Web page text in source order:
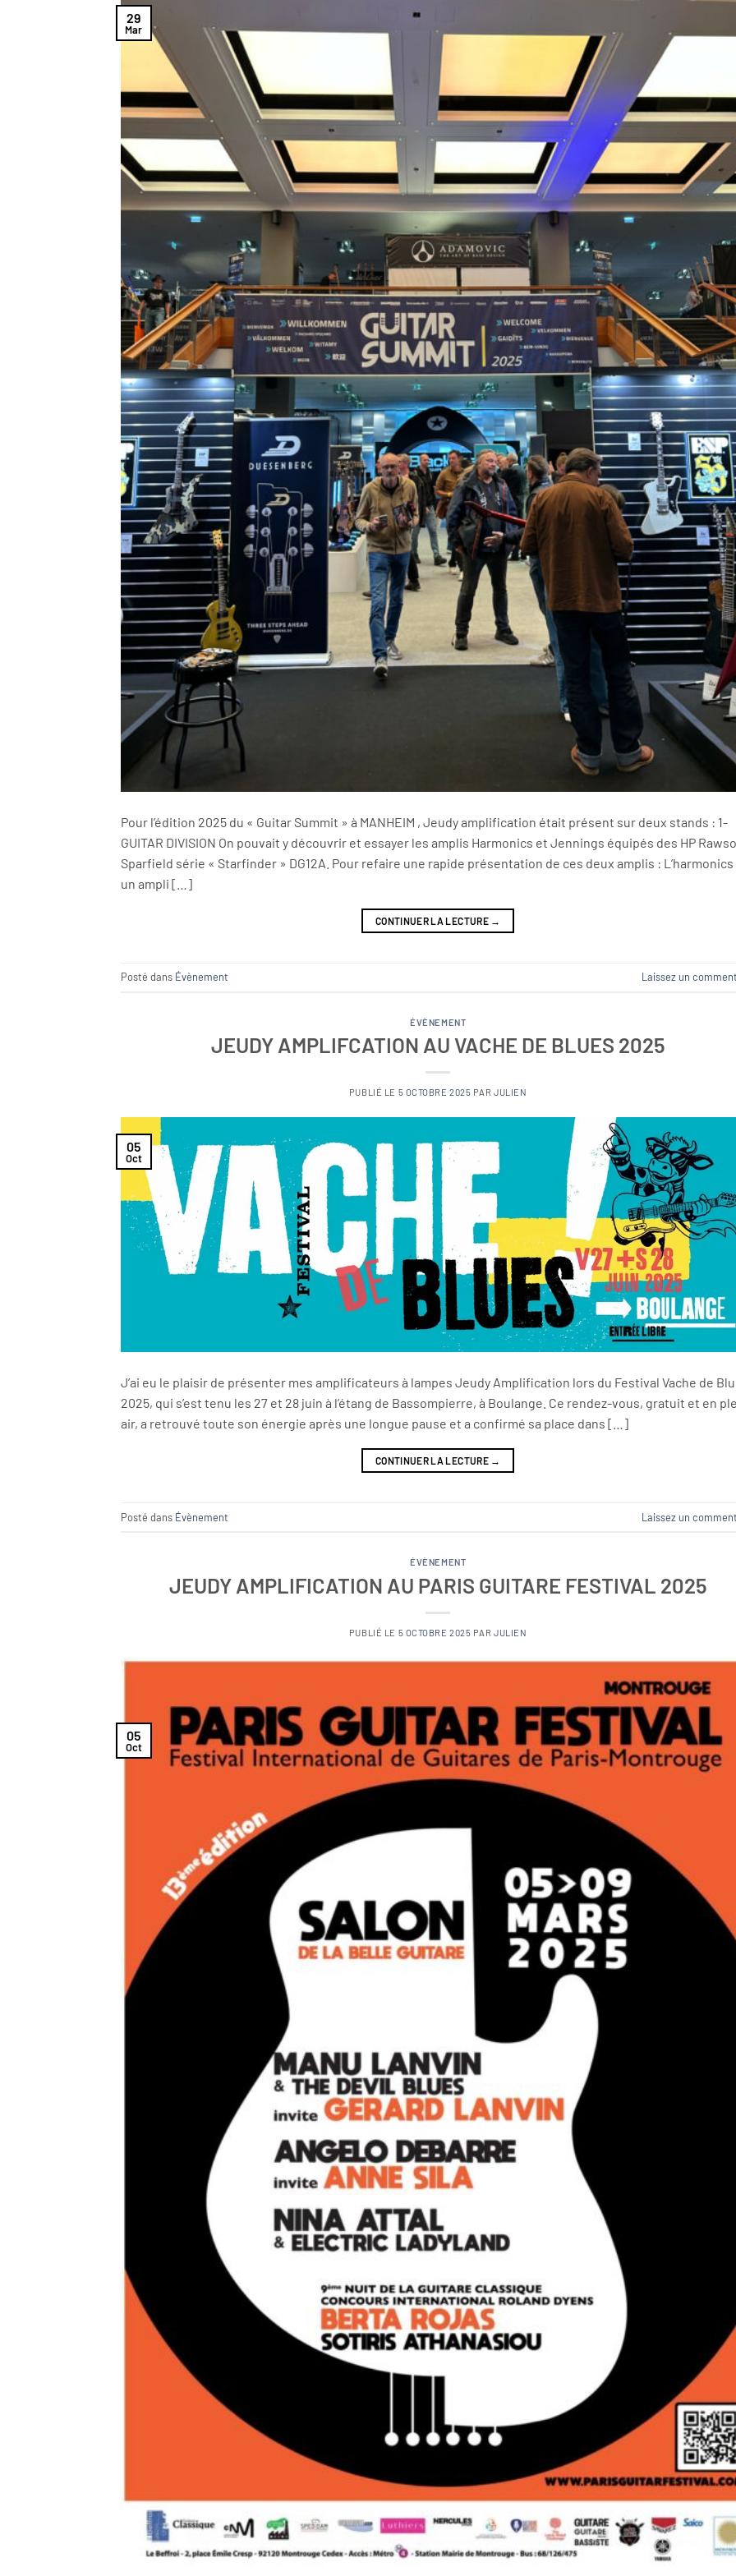
29
Mar
Pour l’édition 2025 du « Guitar Summit » à MANHEIM , Jeudy amplification était présent sur deux stands : 1-
GUITAR DIVISION On pouvait y découvrir et essayer les amplis Harmonics et Jennings équipés des HP
Sparfield série « Starfinder » DG12A. Pour refaire une rapide présentation de ces deux amplis :
un ampli […]
CONTINUER LA LECTURE →
Posté dans Évènement Laissez un
ÉVÈNEMENT
JEUDY AMPLIFCATION AU VACHE DE BLUES 2025
PUBLIÉ LE 5 OCTOBRE 2025 PARJULIEN
05
Oct
J’ai eu le plaisir de présenter mes amplificateurs à lampes Jeudy Amplification lors du Festival Vache de
2025, qui s’est tenu les 27 et 28 juin à l’étang de Bassompierre, à Boulange. Ce rendez-vous, gratuit et en
air, a retrouvé toute son énergie après une longue pause et a confirmé sa place dans […]
CONTINUER LA LECTURE →
Posté dans Évènement Laissez un
ÉVÈNEMENT
JEUDY AMPLIFICATION AU PARIS GUITARE FESTIVAL 2025
PUBLIÉ LE 5 OCTOBRE 2025 PARJULIEN
05
Oct